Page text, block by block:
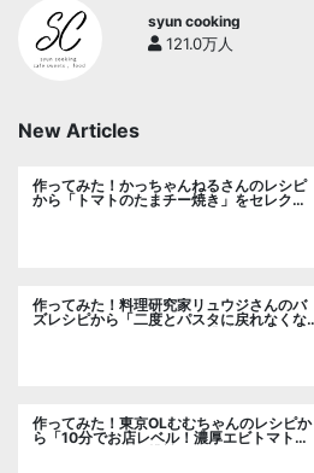
syun cooking
121.0万人
New Articles
作ってみた！かっちゃんねるさんのレシピ
から「トマトのたまチー焼き」をセレク
作ってみた！料理研究家リュウジさんのバ
ズレシピから「二度とパスタに戻れなくな
る冷やしカルボナーラ」に挑戦。
作ってみた！東京OLむむちゃんのレシピか
ら「10分でお店レベル！濃厚エビトマトク